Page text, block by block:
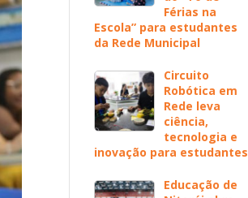
Férias na
Escola” para estudantes
da Rede Municipal
Circuito
Robótica em
Rede leva
ciência,
tecnologia e
inovação para estudantes
Educação de